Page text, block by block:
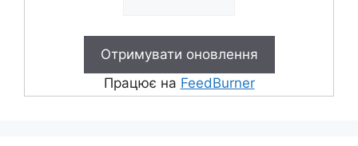
Працює на FeedBurner